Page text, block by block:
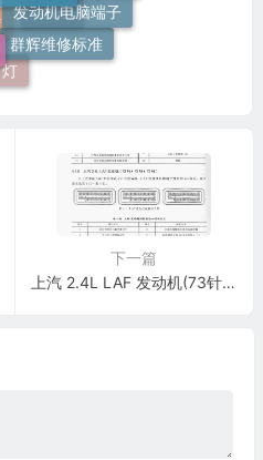
灯
群辉维修标准
520Li
下一篇
上汽 2.4L LAF 发动机(73针+73针+73针)端子